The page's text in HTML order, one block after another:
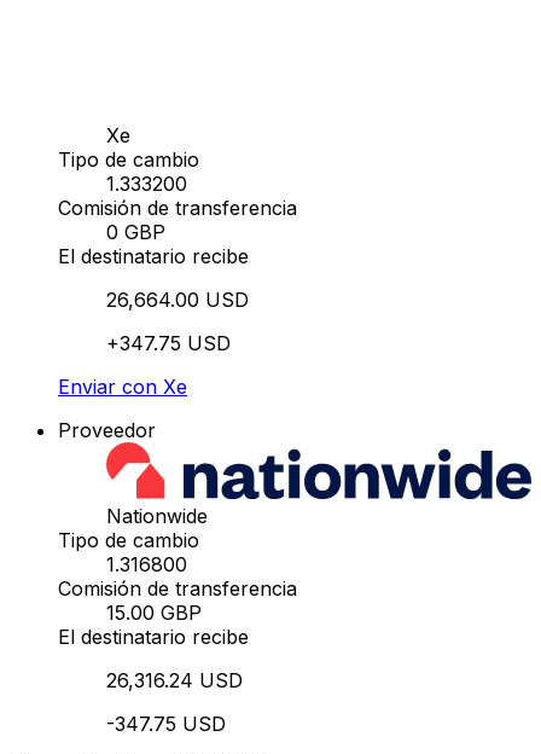
Xe
Tipo de cambio
1.333200
Comisión de transferencia
0 GBP
El destinatario recibe
26,664.00 USD
+347.75 USD
Enviar con Xe
Proveedor
Nationwide
Tipo de cambio
1.316800
Comisión de transferencia
15.00 GBP
El destinatario recibe
26,316.24 USD
-347.75 USD